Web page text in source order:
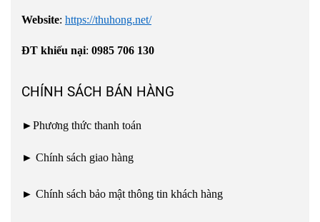
Website: https://thuhong.net/
ĐT khiếu nại: 0985 706 130
CHÍNH SÁCH BÁN HÀNG
►Phương thức thanh toán
► Chính sách giao hàng
► Chính sách bảo mật thông tin khách hàng